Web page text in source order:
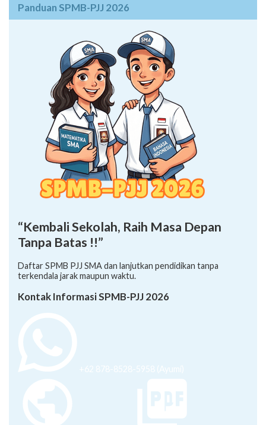
Panduan SPMB-PJJ 2026
“Kembali Sekolah, Raih Masa Depan
Tanpa Batas !!”
Daftar SPMB PJJ SMA dan lanjutkan pendidikan tanpa
terkendala jarak maupun waktu.
Kontak Informasi SPMB-PJJ 2026
+62 878-8528-5958 (Ayumi)